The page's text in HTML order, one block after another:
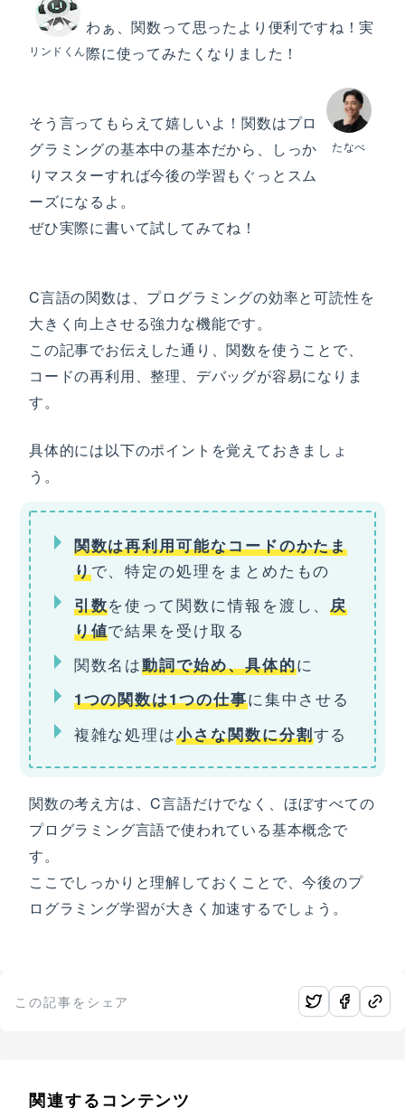
リンドくん
わぁ、関数って思ったより便利ですね！実
際に使ってみたくなりました！
たなべ
そう言ってもらえて嬉しいよ！関数はプロ
グラミングの基本中の基本だから、しっか
りマスターすれば今後の学習もぐっとスム
ーズになるよ。
ぜひ実際に書いて試してみてね！
C言語の関数は、プログラミングの効率と可読性を
大きく向上させる強力な機能です。
この記事でお伝えした通り、関数を使うことで、
コードの再利用、整理、デバッグが容易になりま
す。
具体的には以下のポイントを覚えておきましょ
う。
関数は再利用可能なコードのかたま
りで、特定の処理をまとめたもの
引数を使って関数に情報を渡し、戻
り値で結果を受け取る
関数名は動詞で始め、具体的に
1つの関数は1つの仕事に集中させる
複雑な処理は小さな関数に分割する
関数の考え方は、C言語だけでなく、ほぼすべての
プログラミング言語で使われている基本概念で
す。
ここでしっかりと理解しておくことで、今後のプ
ログラミング学習が大きく加速するでしょう。
この記事をシェア
関連するコンテンツ